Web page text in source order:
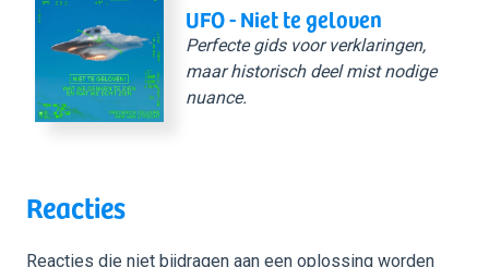
UFO - Niet te geloven
Perfecte gids voor verklaringen,
maar historisch deel mist nodige
nuance.
Reacties
Reacties die niet bijdragen aan een oplossing worden